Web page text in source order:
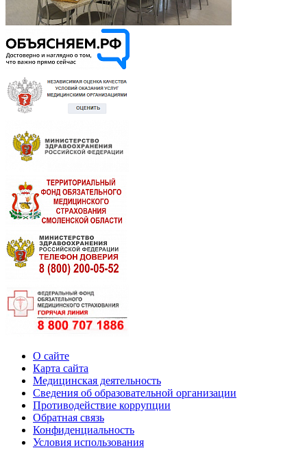
О сайте
Карта сайта
Медицинская деятельность
Сведения об образовательной организации
Противодействие коррупции
Обратная связь
Конфиденциальность
Условия использования